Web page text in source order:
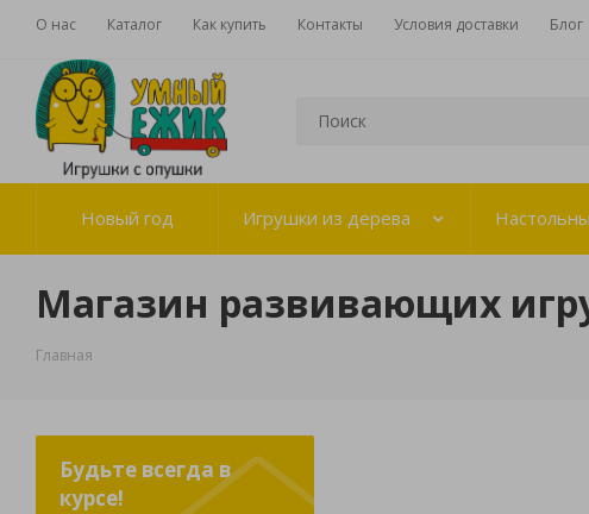
О нас Каталог Как купить Контакты Условия доставки Блог
Новый год Игрушки из дерева
Магазин развивающих
Главная
Будьте всегда в
курсе!